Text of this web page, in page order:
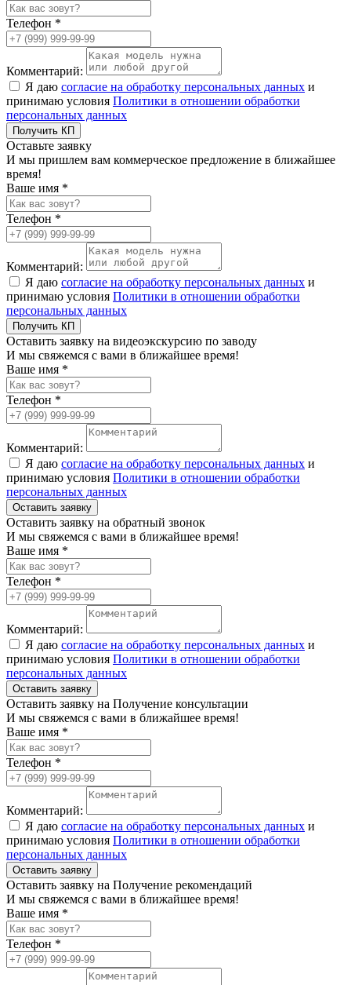
Телефон *
Комментарий:
Я даю согласие на обработку персональных данных и
принимаю условия Политики в отношении обработки
персональных данных
Получить КП
Оставьте заявку
И мы пришлем вам коммерческое предложение в ближайшее
время!
Ваше имя *
Телефон *
Комментарий:
Я даю согласие на обработку персональных данных и
принимаю условия Политики в отношении обработки
персональных данных
Получить КП
Оставить заявку на видеоэкскурсию по заводу
И мы свяжемся с вами в ближайшее время!
Ваше имя *
Телефон *
Комментарий:
Я даю согласие на обработку персональных данных и
принимаю условия Политики в отношении обработки
персональных данных
Оставить заявку
Оставить заявку на обратный звонок
И мы свяжемся с вами в ближайшее время!
Ваше имя *
Телефон *
Комментарий:
Я даю согласие на обработку персональных данных и
принимаю условия Политики в отношении обработки
персональных данных
Оставить заявку
Оставить заявку на Получение консультации
И мы свяжемся с вами в ближайшее время!
Ваше имя *
Телефон *
Комментарий:
Я даю согласие на обработку персональных данных и
принимаю условия Политики в отношении обработки
персональных данных
Оставить заявку
Оставить заявку на Получение рекомендаций
И мы свяжемся с вами в ближайшее время!
Ваше имя *
Телефон *